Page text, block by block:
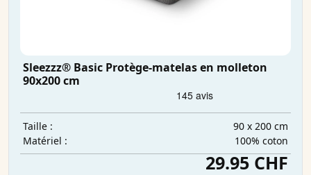
Sleezzz® Basic Protège-matelas en molleton
90x200 cm
Taille :
90 x 200 cm
Matériel :
100% coton
29.95 CHF